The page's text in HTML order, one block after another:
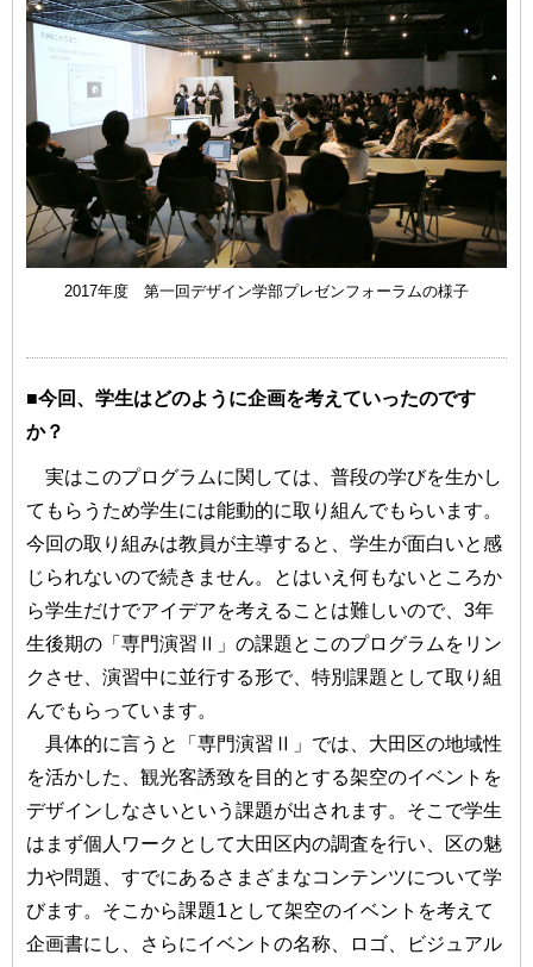
2017年度 第一回デザイン学部プレゼンフォーラムの様子
■今回、学生はどのように企画を考えていったのです
か？
実はこのプログラムに関しては、普段の学びを生かし
てもらうため学生には能動的に取り組んでもらいます。
今回の取り組みは教員が主導すると、学生が面白いと感
じられないので続きません。とはいえ何もないところか
ら学生だけでアイデアを考えることは難しいので、3年
生後期の「専門演習Ⅱ」の課題とこのプログラムをリン
クさせ、演習中に並行する形で、特別課題として取り組
んでもらっています。
具体的に言うと「専門演習Ⅱ」では、大田区の地域性
を活かした、観光客誘致を目的とする架空のイベントを
デザインしなさいという課題が出されます。そこで学生
はまず個人ワークとして大田区内の調査を行い、区の魅
力や問題、すでにあるさまざまなコンテンツについて学
びます。そこから課題1として架空のイベントを考えて
企画書にし、さらにイベントの名称、ロゴ、ビジュアル